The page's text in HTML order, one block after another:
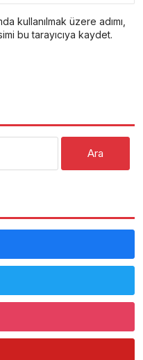
kullanılmak üzere adımı,
bu tarayıcıya kaydet.